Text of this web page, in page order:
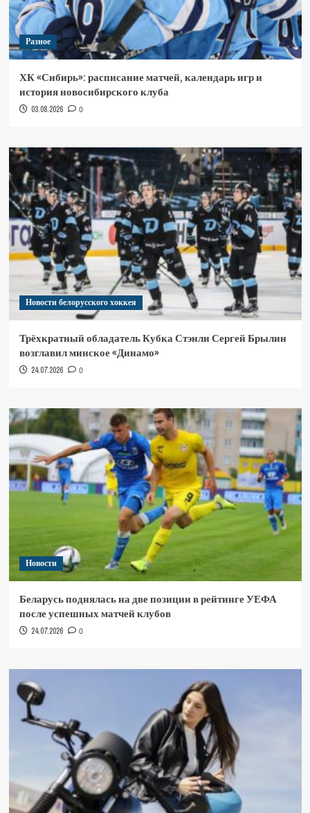
Разное
ХК «Сибирь»: расписание матчей, календарь игр и
история новосибирского клуба
03.08.2026 0
Новости белорусского хоккея
Трёхкратный обладатель Кубка Стэнли Сергей Брылин
возглавил минское «Динамо»
24.07.2026 0
Новости
Беларусь поднялась на две позиции в рейтинге УЕФА
после успешных матчей клубов
24.07.2026 0